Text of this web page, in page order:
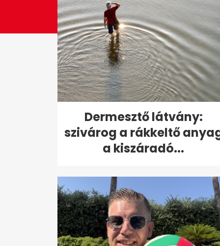
Dermesztő látvány:
szivárog a rákkeltő
a kiszáradó...